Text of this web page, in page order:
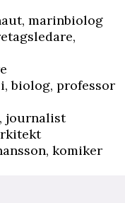
marinbiolog
biolog, professor
journalist
komiker